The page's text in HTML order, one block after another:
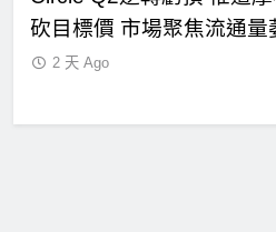
砍目標價 市場聚焦流通量
2 天 Ago